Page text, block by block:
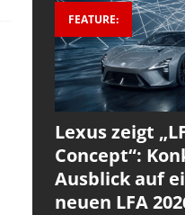
FEATURE:
Lexus zeigt
Concept“:
Ausblick auf
neuen LFA